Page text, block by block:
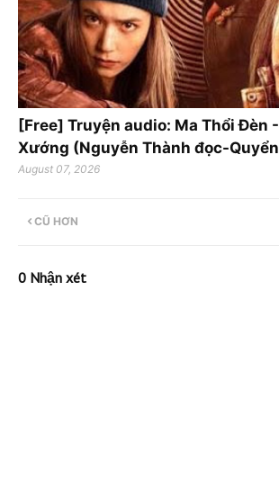
[Free] Truyện audio: Ma Thổi Đèn
Xướng (Nguyễn Thành đọc-
August 07, 2026
CŨ HƠN
0 Nhận xét